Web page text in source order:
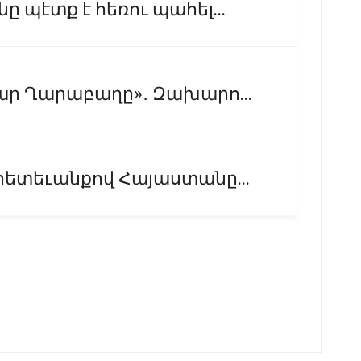
պէտք է հեռու պահել...
Ղարաբաղը»․ Զախարո...
Հայաստանը...